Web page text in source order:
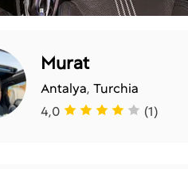
Murat
Antalya, Turchia
4,0
(1)